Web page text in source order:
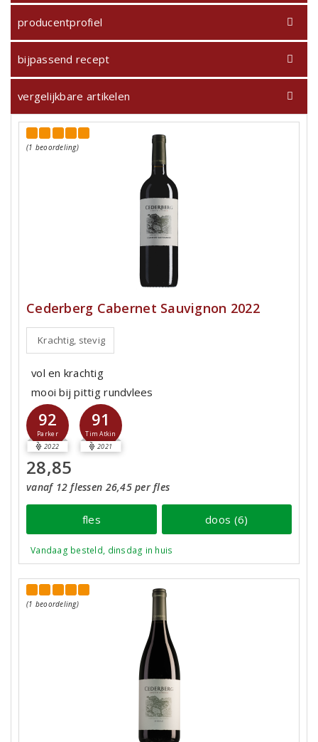
producentprofiel
bijpassend recept
vergelijkbare artikelen
(1 beoordeling)
Cederberg Cabernet Sauvignon 2022
Krachtig, stevig
vol en krachtig
mooi bij pittig rundvlees
92
Parker
2022
91
Tim Atkin
2021
28,85
vanaf 12 flessen 26,45 per fles
fles doos (6)
Vandaag besteld, dinsdag in huis
(1 beoordeling)